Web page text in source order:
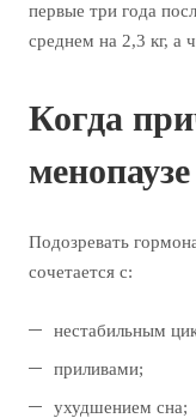
первые три года
среднем на 2,3 кг, а
Когда
менопаузе
Подозревать
сочетается с:
нестабильным
приливами;
ухудшением сна;